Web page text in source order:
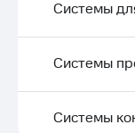
Системы
Системы
Системы